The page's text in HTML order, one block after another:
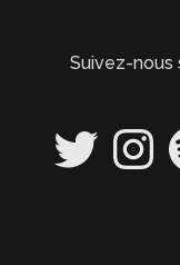
Suivez-nous
Twitter Instagram